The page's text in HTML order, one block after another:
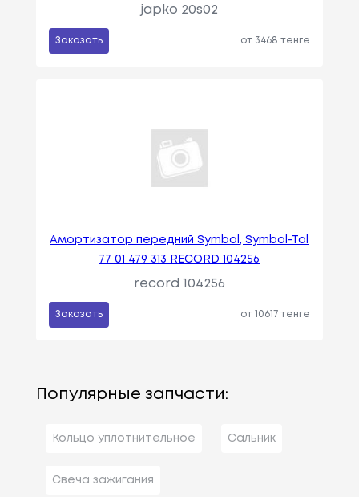
japko 20s02
Заказать от 3468 тенге
Амортизатор передний Symbol, Symbol-Tal
77 01 479 313 RECORD 104256
record 104256
Заказать от 10617 тенге
Популярные запчасти:
Кольцо уплотнительное Сальник
Свеча зажигания